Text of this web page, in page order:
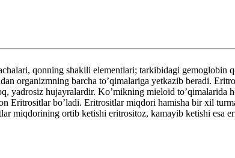
qonning shaklli elementlari; tarkibidagi gemoglobin
organizmning barcha to’qimalariga yetkazib beradi.
hujayralardir. Ko’mikning mieloid to’qimalarida
bo’ladi. Eritrositlar miqdori hamisha bir xil
miqdorining ortib ketishi eritrositoz, kamayib ketishi esa